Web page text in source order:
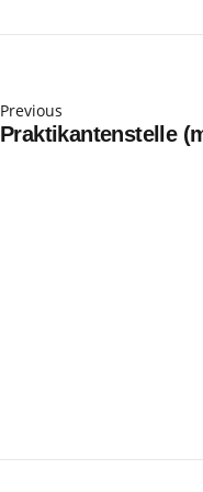
Previous
Praktikantenstelle